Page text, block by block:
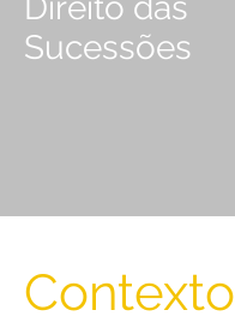
Sucessões
Contexto